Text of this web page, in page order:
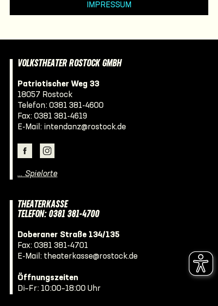
IMPRESSUM
VOLKSTHEATER ROSTOCK GMBH
Patriotischer Weg 33
18057 Rostock
Telefon: 0381 381-4600
Fax: 0381 381-4619
E-Mail: intendanz@rostock.de
… Spielorte
THEATERKASSE
TELEFON: 0381 381-4700
Doberaner Straße 134/135
Fax: 0381 381-4701
E-Mail: theaterkasse@rostock.de
Öffnungszeiten
Di–Fr: 10:00–18:00 Uhr